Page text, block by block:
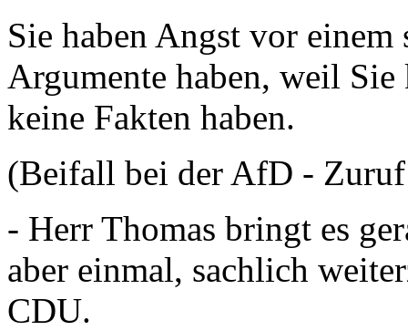
Sie haben Angst vor
Argumente haben, weil
keine Fakten haben.
(Beifall bei der AfD -
- Herr Thomas bringt es
aber einmal, sachlich
CDU.